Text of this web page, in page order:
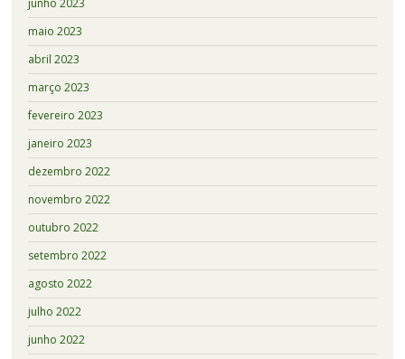
junho 2023
maio 2023
abril 2023
março 2023
fevereiro 2023
janeiro 2023
dezembro 2022
novembro 2022
outubro 2022
setembro 2022
agosto 2022
julho 2022
junho 2022